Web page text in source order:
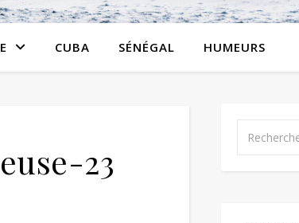
CUBA SÉNÉGAL HUMEURS
23